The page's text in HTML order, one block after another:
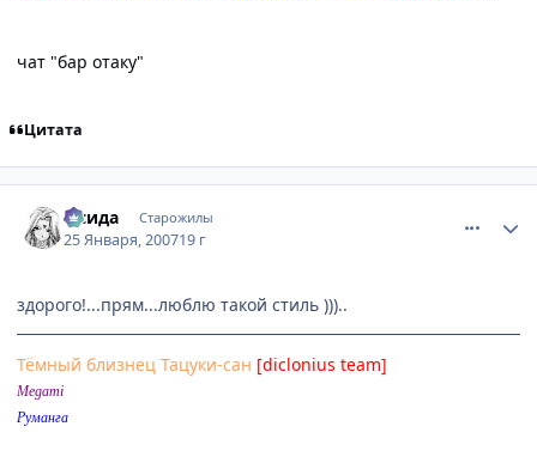
чат "бар отаку"
Цитата
Исида Старожилы
25 Января, 200719 г
здорого!...прям...люблю такой стиль )))..
Тёмный близнец Тацуки-сан [diclonius team]
Megami
Руманга